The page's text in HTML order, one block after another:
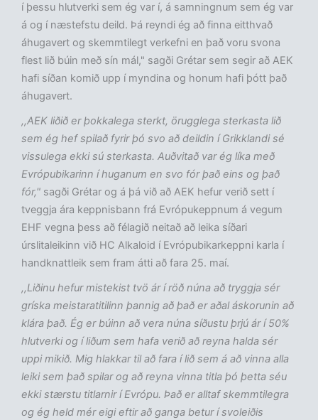
í þessu hlutverki sem ég var í, á samningnum sem ég var
á og í næstefstu deild. Þá reyndi ég að finna eitthvað
áhugavert og skemmtilegt verkefni en það voru svona
flest lið búin með sín mál," sagði Grétar sem segir að AEK
hafi síðan komið upp í myndina og honum hafi þótt það
áhugavert.
,,AEK liðið er þokkalega sterkt, örugglega sterkasta lið
sem ég hef spilað fyrir þó svo að deildin í Grikklandi sé
vissulega ekki sú sterkasta. Auðvitað var ég líka með
Evrópubikarinn í huganum en svo fór það eins og það
fór," sagði Grétar og á þá við að AEK hefur verið sett í
tveggja ára keppnisbann frá Evrópukeppnum á vegum
EHF vegna þess að félagið neitað að leika síðari
úrslitaleikinn við HC Alkaloid í Evrópubikarkeppni karla í
handknattleik sem fram átti að fara 25. maí.
,,Liðinu hefur mistekist tvö ár í röð núna að tryggja sér
gríska meistaratitilinn þannig að það er aðal áskorunin að
klára það. Ég er búinn að vera núna síðustu þrjú ár í 50%
hlutverki og í liðum sem hafa verið að reyna halda sér
uppi mikið. Mig hlakkar til að fara í lið sem á að vinna alla
leiki sem það spilar og að reyna vinna titla þó þetta séu
ekki stærstu titlarnir í Evrópu. Það er alltaf skemmtilegra
og ég held mér eigi eftir að ganga betur í svoleiðis